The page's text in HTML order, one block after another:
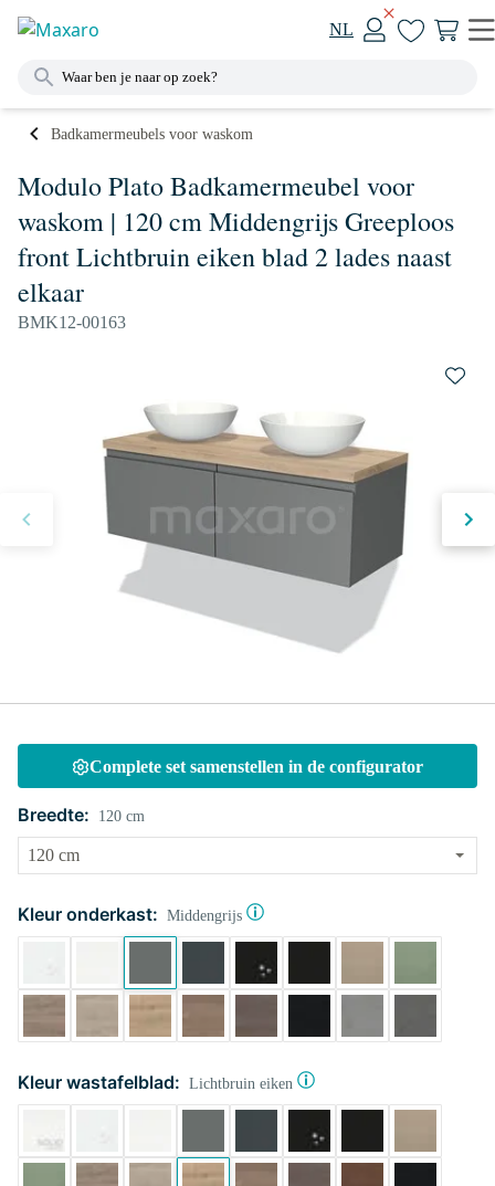
NL
Badkamermeubels voor waskom
Modulo Plato Badkamermeubel voor
waskom | 120 cm Middengrijs Greeploos
front Lichtbruin eiken blad 2 lades naast
elkaar
BMK12-00163
Complete set samenstellen in de configurator
Breedte: 120 cm
Kleur onderkast: Middengrijs
Kleur wastafelblad: Lichtbruin eiken